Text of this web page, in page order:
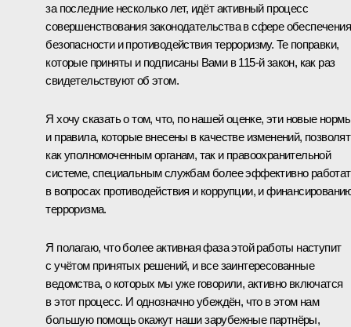
за последние несколько лет, идёт активный процесс
совершенствования законодательства в сфере обеспечения
безопасности и противодействия терроризму. Те поправки,
которые приняты и подписаны Вами в 115-й закон, как раз
свидетельствуют об этом.
Я хочу сказать о том, что, по нашей оценке, эти новые
и правила, которые внесены в качестве изменений, позволят
как уполномоченным органам, так и правоохранительной
системе, специальным службам более эффективно
в вопросах противодействия и коррупции, и
терроризма.
Я полагаю, что более активная фаза этой работы наступит
с учётом принятых решений, и все заинтересованные
ведомства, о которых мы уже говорили, активно включатся
в этот процесс. И однозначно убеждён, что в этом нам
большую помощь окажут наши зарубежные партнёры,